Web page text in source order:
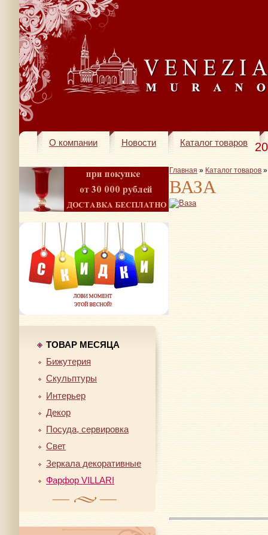
О компании Новости Каталог товаров
ТОВАР МЕСЯЦА
Бижутерия
Скульптуры
Интерьер
Декор
Посуда, сервировка
Свет
Зеркала декоративные
Фарфор VILLARI
Главная » Каталог товаров
ВАЗА